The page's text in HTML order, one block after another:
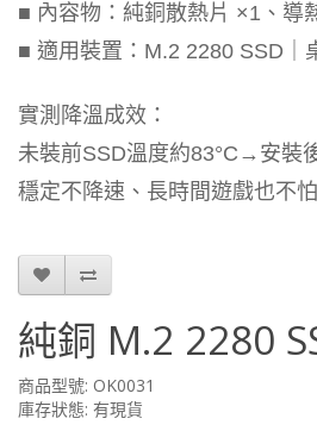
■ 內容物：純銅散熱片 ×1、導
■ 適用裝置：M.2 2280 SSD｜
實測降溫成效：
未裝前SSD溫度約83°C→安裝
穩定不降速、長時間遊戲也不怕
純銅 M.2 2280
商品型號: OK0031
庫存狀態: 有現貨